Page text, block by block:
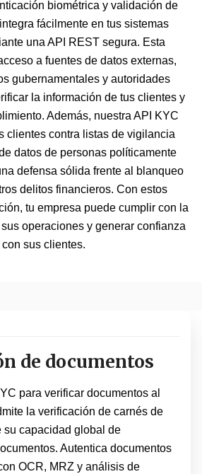
biométrica y validación de
fácilmente en tus sistemas
una API REST segura. Esta
a fuentes de datos externas,
gubernamentales y autoridades
la información de tus clientes y
Además, nuestra API KYC
clientes contra listas de vigilancia
datos de personas políticamente
defensa sólida frente al blanqueo
delitos financieros. Con estos
tu empresa puede cumplir con la
operaciones y generar confianza
con sus clientes.
de documentos
para verificar documentos al
la verificación de carnés de
su capacidad global de
Autentica documentos
OCR, MRZ y análisis de